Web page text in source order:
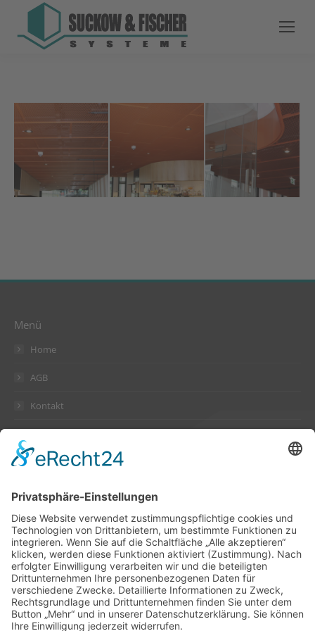
Menü
Home
AGB
Kontakt
Impressum
Anschrift
Suckow & Fischer Systeme
GmbH + Co. KG
Waldstraße 2
64584 Biebesheim
Deutschland
Kontakt